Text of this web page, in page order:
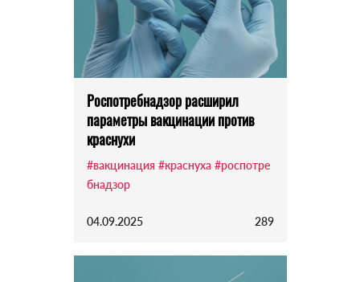
Роспотребнадзор расширил
параметры вакцинации против
краснухи
#вакцинация #краснуха #роспотре
бнадзор
04.09.2025 289